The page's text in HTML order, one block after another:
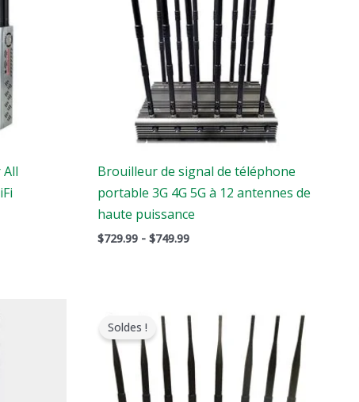
All
Brouilleur de signal de téléphone
portable 3G 4G 5G à 12 antennes de
haute puissance
$729.99 - $749.99
Soldes !
prix
original
était
$799.00.
prix
actuel
est
$559.88.